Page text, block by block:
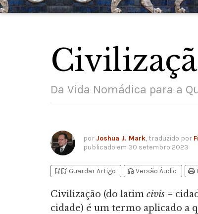
Da Vida Nomádica para a
por Joshua J. Mark, traduzido por
publicado em 30 setembro 2023
bookmark_addbookmark_added Guardar Artigo headphones Versão Áudio print
Civilização (do latim civis =
cidade) é um termo aplicado a